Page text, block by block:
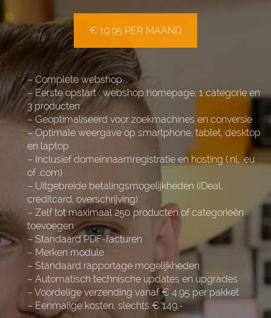
€ 19.95 PER MAAND
– Complete webshop
– Eerste opstart : webshop homepage, 1 categorie en
3 producten
– Geoptimaliseerd voor zoekmachines en conversie
– Optimale weergave op smartphone, tablet, desktop
en laptop
– Inclusief domeinnaamregistratie en hosting (.nl, .eu
of .com)
– Uitgebreide betalingsmogelijkheden (iDeal,
creditcard, overschrijving)
– Zelf tot maximaal 250 producten of categorieën
toevoegen
– Standaard PDF-facturen
– Merken module
– Standaard rapportage mogelijkheden
– Automatisch technische updates en upgrades
– Voordelige verzending vanaf € 4.95 per pakket
– Eenmalige kosten, slechts € 149,-